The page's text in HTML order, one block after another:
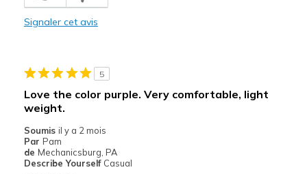
Sizing
Comfortable
Stylish
Casual Wear
Sizing
Signaler cet avis
5
Love the color purple. Very comfortable, light
weight.
Soumis il y a 2 mois
Par Pam
de Mechanicsburg, PA
Describe Yourself Casual